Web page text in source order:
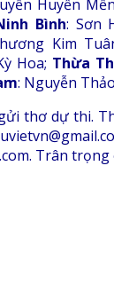
Huyền
Bình: Sơn
Kim
Hoa; Thừa
: Nguyễn
thơ dự thi.
Trân trọng